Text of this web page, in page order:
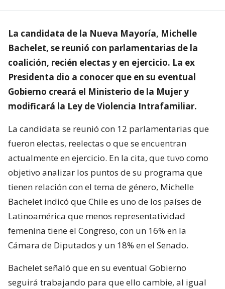
La candidata de la Nueva Mayoría, Michelle
Bachelet, se reunió con parlamentarias de la
coalición, recién electas y en ejercicio. La ex
Presidenta dio a conocer que en su eventual
Gobierno creará el Ministerio de la Mujer y
modificará la Ley de Violencia Intrafamiliar.
La candidata se reunió con 12 parlamentarias que
fueron electas, reelectas o que se encuentran
actualmente en ejercicio. En la cita, que tuvo como
objetivo analizar los puntos de su programa que
tienen relación con el tema de género, Michelle
Bachelet indicó que Chile es uno de los países de
Latinoamérica que menos representatividad
femenina tiene el Congreso, con un 16% en la
Cámara de Diputados y un 18% en el Senado.
Bachelet señaló que en su eventual Gobierno
seguirá trabajando para que ello cambie, al igual